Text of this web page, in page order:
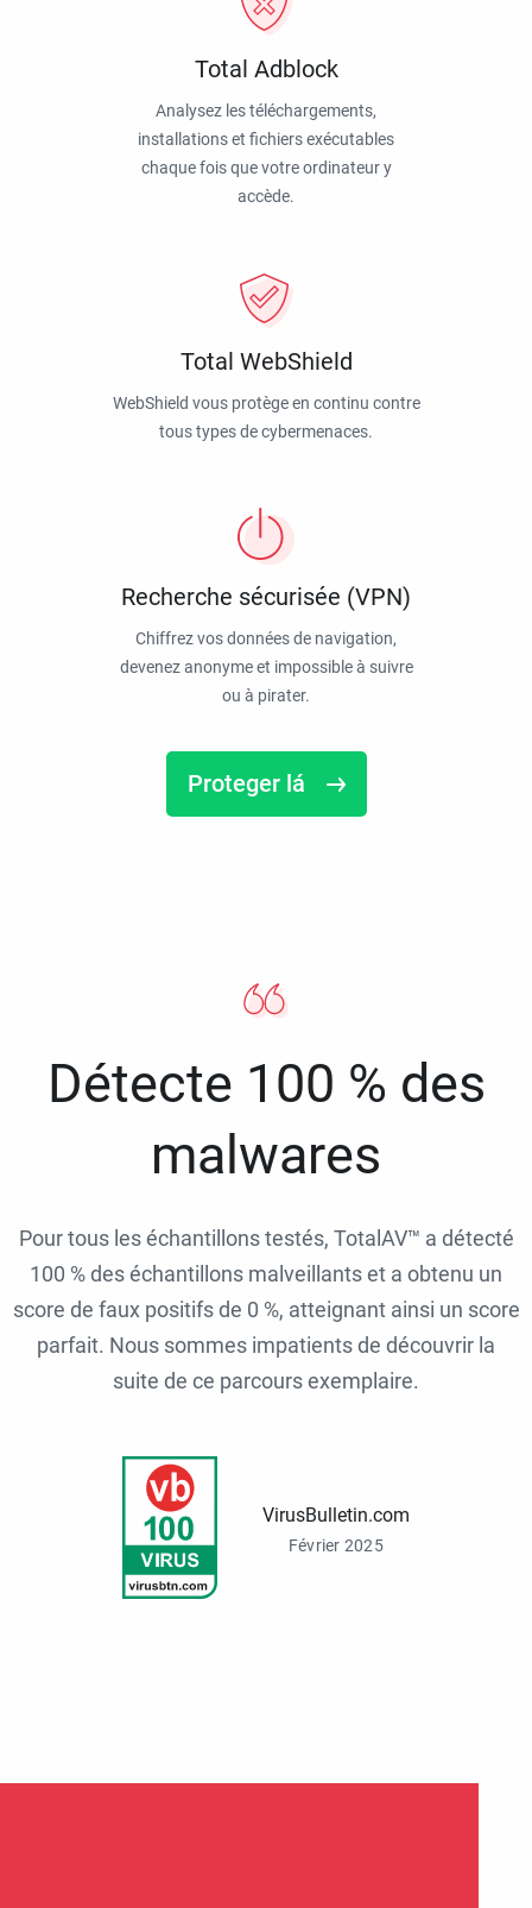
Total Adblock
Analysez les téléchargements,
installations et fichiers exécutables
chaque fois que votre ordinateur y
accède.
Total WebShield
WebShield vous protège en continu contre
tous types de cybermenaces.
Recherche sécurisée (VPN)
Chiffrez vos données de navigation,
devenez anonyme et impossible à suivre
ou à pirater.
Proteger lá
Détecte 100 % des
malwares
Pour tous les échantillons testés, TotalAV™ a détecté
100 % des échantillons malveillants et a obtenu un
score de faux positifs de 0 %, atteignant ainsi un score
parfait. Nous sommes impatients de découvrir la
suite de ce parcours exemplaire.
VirusBulletin.com
Février 2025